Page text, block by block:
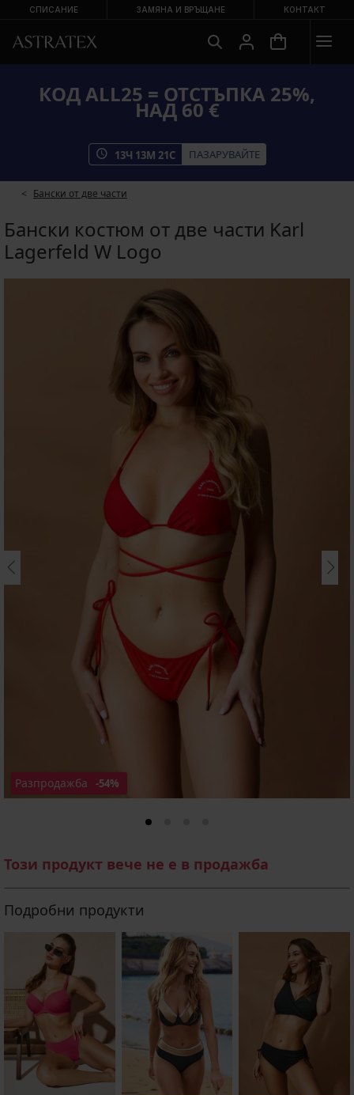
СПИСАНИЕ ЗАМЯНА И ВРЪЩАНЕ КОНТАКТ
КОД ALL25 = ОТСТЪПКА 25%,
НАД 60 €
13Ч 13М 21С ПАЗАРУВАЙТЕ
Бански от две части
Бански костюм от две части Karl
Lagerfeld W Logo
Разпродажба -54%
Този продукт вече не е в продажба
Подробни продукти